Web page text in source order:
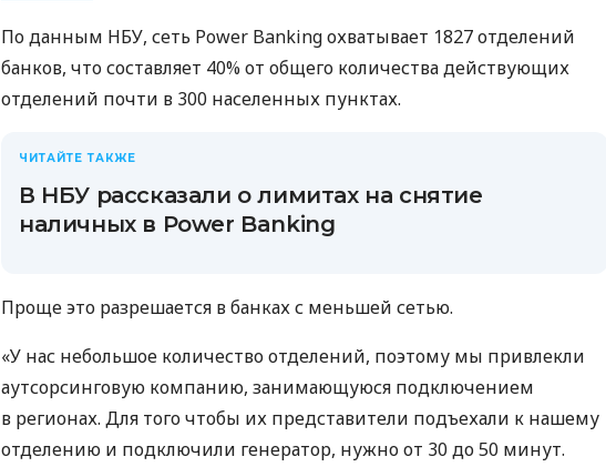
По данным НБУ, сеть Power Banking охватывает 1827 отделений
банков, что составляет 40% от общего количества действующих
отделений почти в 300 населенных пунктах.
ЧИТАЙТЕ ТАКЖЕ
В НБУ рассказали о лимитах на снятие
наличных в Power Banking
Проще это разрешается в банках с меньшей сетью.
«У нас небольшое количество отделений, поэтому мы привлекли
аутсорсинговую компанию, занимающуюся подключением
в регионах. Для того чтобы их представители подъехали к нашему
отделению и подключили генератор, нужно от 30 до 50 минут.